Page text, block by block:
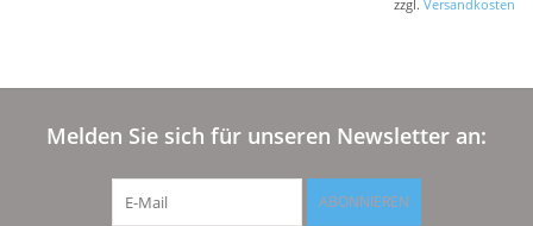
zzgl. Versandkosten
Melden Sie sich für unseren Newsletter an:
ABONNIEREN